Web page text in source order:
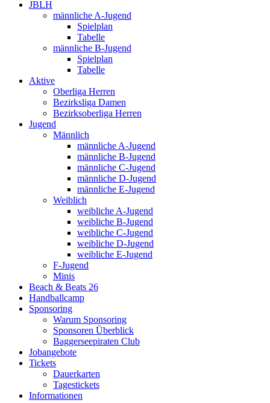
JBLH
männliche A-Jugend
Spielplan
Tabelle
männliche B-Jugend
Spielplan
Tabelle
Aktive
Oberliga Herren
Bezirksliga Damen
Bezirksoberliga Herren
Jugend
Männlich
männliche A-Jugend
männliche B-Jugend
männliche C-Jugend
männliche D-Jugend
männliche E-Jugend
Weiblich
weibliche A-Jugend
weibliche B-Jugend
weibliche C-Jugend
weibliche D-Jugend
weibliche E-Jugend
F-Jugend
Minis
Beach & Beats 26
Handballcamp
Sponsoring
Warum Sponsoring
Sponsoren Überblick
Baggerseepiraten Club
Jobangebote
Tickets
Dauerkarten
Tagestickets
Informationen